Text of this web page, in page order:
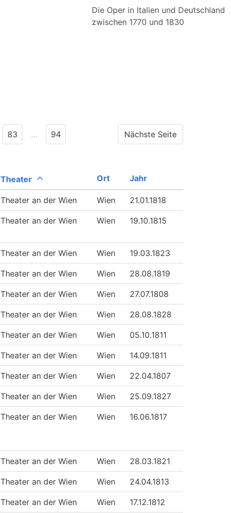
Die Oper in Italien und Deutschland
zwischen 1770 und 1830
Nächste Seite
83 … 94
Theater Ort Jahr
Theater an der Wien Wien 21.01.1818
Theater an der Wien Wien 19.10.1815
Theater an der Wien Wien 19.03.1823
Theater an der Wien Wien 28.08.1819
Theater an der Wien Wien 27.07.1808
Theater an der Wien Wien 28.08.1828
Theater an der Wien Wien 05.10.1811
Theater an der Wien Wien 14.09.1811
Theater an der Wien Wien 22.04.1807
Theater an der Wien Wien 25.09.1827
Theater an der Wien Wien 16.06.1817
Theater an der Wien Wien 28.03.1821
Theater an der Wien Wien 24.04.1813
Theater an der Wien Wien 17.12.1812